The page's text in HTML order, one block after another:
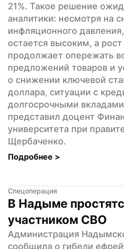
21%. Такое решение
аналитики: несмотря на
инфляционного
остается высоким, а рост
продолжает опережать
предложений товаров и
о снижении ключевой
доллара, ситуации с
долгосрочными
представил доцент
университета при
Щербаченко.
Подробнее >
Спецоперация
В Надыме
участником СВО
Администрация
сообщила о гибели